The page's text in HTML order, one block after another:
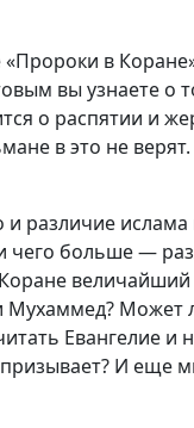
в
вы узнаете о
о распятии и
в это не верят.
и различие ислама
чего больше —
Коране
Мухаммед? Может
Евангелие и
И еще